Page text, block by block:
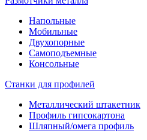
Напольные
Мобильные
Двухопорные
Самоподъемные
Консольные
Станки для профилей
Металлический штакетник
Профиль гипсокартона
Шляпный/омега профиль